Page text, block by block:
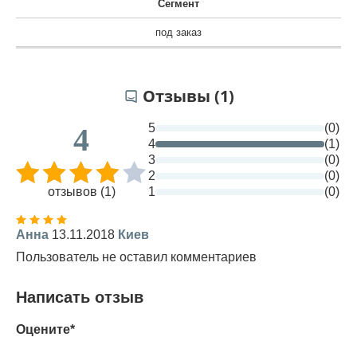
Сегмент
под заказ
Отзывы (1)
4
отзывов (1)
5
(0)
4
(1)
3
(0)
2
(0)
1
(0)
Анна 13.11.2018 Киев
Пользователь не оставил комментариев
Написать отзыв
Оцените*